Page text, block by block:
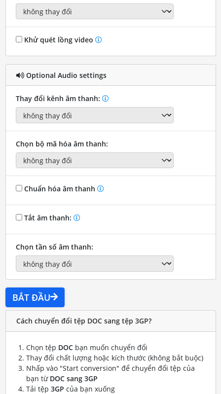
Khử quét lồng video
Optional Audio settings
Thay đổi kênh âm thanh:
Chọn bộ mã hóa âm thanh:
Chuẩn hóa âm thanh
Tắt âm thanh:
Chọn tần số âm thanh:
BẮT ĐẦU
Cách chuyển đổi tệp DOC sang tệp 3GP?
Chọn tệp DOCbạn muốn chuyển đổi
Thay đổi chất lượng hoặc kích thước (không bắt buộc)
Nhấp vào "Start conversion" để chuyển đổi tệp của
bạn từ DOC sang 3GP
Tải tệp 3GP của bạn xuống